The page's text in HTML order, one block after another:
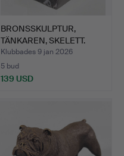
BRONSSKULPTUR,
TÄNKAREN, SKELETT.
Klubbades 9 jan 2026
5 bud
139 USD